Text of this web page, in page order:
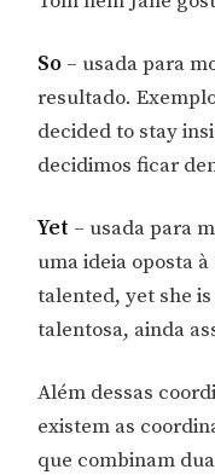
So – usada para
resultado.
decided to stay
decidimos ficar
Yet – usada para
uma ideia oposta
talented, yet she
talentosa, ainda
Além dessas
existem as
que combinam